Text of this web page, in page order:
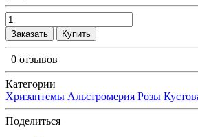
Заказать Купить
0 отзывов
Категории
Хризантемы Альстромерия Розы
Поделиться